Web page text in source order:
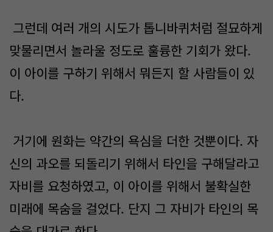
그런데 여러 개의 시도가 톱니바퀴처럼 절묘하게
맞물리면서 놀라울 정도로 훌륭한 기회가 왔다.
이 아이를 구하기 위해서 뭐든지 할 사람들이 있
다.
거기에 원화는 약간의 욕심을 더한 것뿐이다. 자
신의 과오를 되돌리기 위해서 타인을 구해달라고
자비를 요청하였고, 이 아이를 위해서 불확실한
미래에 목숨을 걸었다. 단지 그 자비가 타인의 목